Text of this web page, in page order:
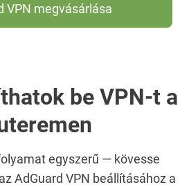
VPN megvásárlása
be VPN-t a
egyszerű — kövesse
AdGuard VPN beállításához a